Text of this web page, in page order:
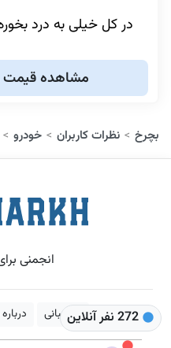
در کل خیلی به درد
مشاهده
بچرخ > نظرات کاربران > خودرو >
انجمنی
پشتیبانی